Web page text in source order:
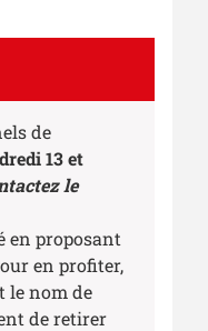
de
13 et
le
en proposant
en profiter,
le nom de
de retirer